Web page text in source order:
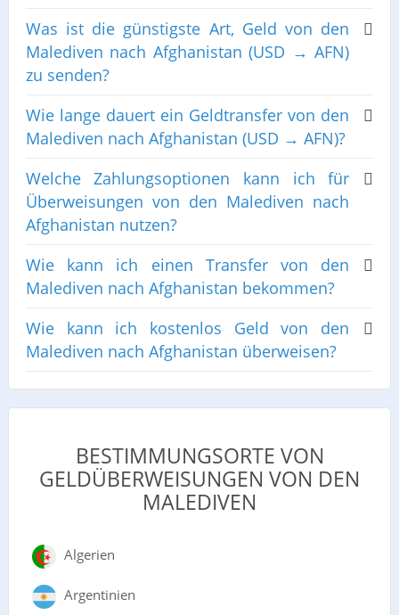
Was ist die günstigste Art, Geld von den
Malediven nach Afghanistan (USD → AFN)
zu senden?
Wie lange dauert ein Geldtransfer von den
Malediven nach Afghanistan (USD → AFN)?
Welche Zahlungsoptionen kann ich für
Überweisungen von den Malediven nach
Afghanistan nutzen?
Wie kann ich einen Transfer von den
Malediven nach Afghanistan bekommen?
Wie kann ich kostenlos Geld von den
Malediven nach Afghanistan überweisen?
BESTIMMUNGSORTE VON
GELDÜBERWEISUNGEN VON DEN
MALEDIVEN
Algerien
Argentinien